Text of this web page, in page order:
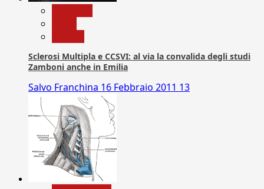
Sclerosi Multipla e CCSVI: al via la convalida degli studi
Zamboni anche in Emilia
Salvo Franchina 16 Febbraio 2011 13